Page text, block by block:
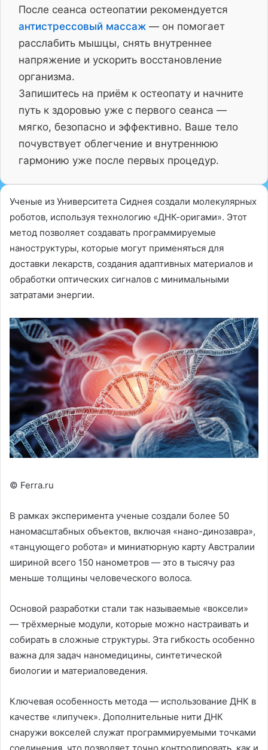
После сеанса остеопатии рекомендуется
антистрессовый массаж — он помогает
расслабить мышцы, снять внутреннее
напряжение и ускорить восстановление
организма.
Запишитесь на приём к остеопату и начните
путь к здоровью уже с первого сеанса —
мягко, безопасно и эффективно. Ваше тело
почувствует облегчение и внутреннюю
гармонию уже после первых процедур.
Ученые из Университета Сиднея создали молекулярных
роботов, используя технологию «ДНК-оригами». Этот
метод позволяет создавать программируемые
наноструктуры, которые могут применяться для
доставки лекарств, создания адаптивных материалов и
обработки оптических сигналов с минимальными
затратами энергии.
© Ferra.ru
В рамках эксперимента ученые создали более 50
наномасштабных объектов, включая «нано-динозавра»,
«танцующего робота» и миниатюрную карту Австралии
шириной всего 150 нанометров — это в тысячу раз
меньше толщины человеческого волоса.
Основой разработки стали так называемые «воксели»
— трёхмерные модули, которые можно настраивать и
собирать в сложные структуры. Эта гибкость особенно
важна для задач наномедицины, синтетической
биологии и материаловедения.
Ключевая особенность метода — использование ДНК в
качестве «липучек». Дополнительные нити ДНК
снаружи вокселей служат программируемыми точками